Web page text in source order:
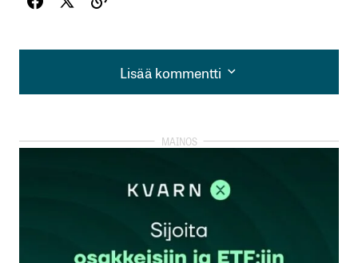
Lisää kommentti
Lisää kommentti
kirjautua
rekisteröityä